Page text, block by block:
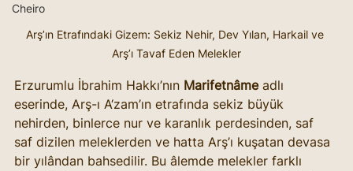
Cheiro
Arş’ın Etrafındaki Gizem: Sekiz Nehir, Dev Yılan, Harkail ve
Arş’ı Tavaf Eden Melekler
Erzurumlu İbrahim Hakkı’nın Marifetnâme adlı
eserinde, Arş-ı A‘zam’ın etrafında sekiz büyük
nehirden, binlerce nur ve karanlık perdesinden, saf
saf dizilen meleklerden ve hatta Arş’ı kuşatan devasa
bir yılândan bahsedilir. Bu âlemde melekler farklı